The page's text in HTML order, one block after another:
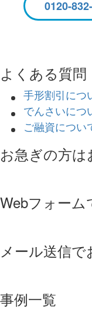
0120-
よくある質問
手形割引につ
でんさいにつ
ご融資につい
お急ぎの方は
Webフォーム
メール送信
事例一覧